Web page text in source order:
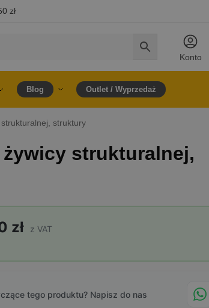
zł
Konto
Blog Outlet / Wyprzedaż
strukturalnej, struktury
żywicy strukturalnej,
zł z VAT
tego produktu? Napisz do nas